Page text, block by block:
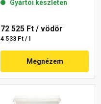
Gyártói készleten
72 525 Ft / vödör
4 533 Ft / l
Megnézem